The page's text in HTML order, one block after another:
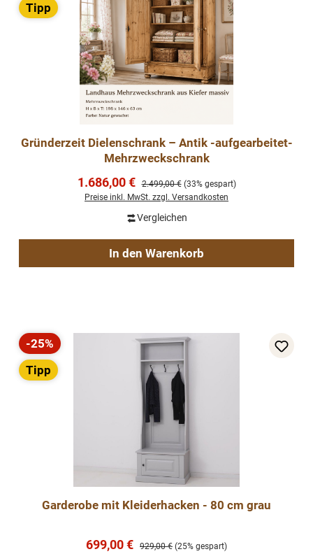
Tipp
Gründerzeit Dielenschrank – Antik -aufgearbeitet-
Mehrzweckschrank
Verkaufspreis:
1.686,00 € Regulärer Preis:
2.499,00 € (33% gespart)
Preise inkl. MwSt. zzgl. Versandkosten
Vergleichen
In den Warenkorb
Rabatt
-25%
Tipp
Garderobe mit Kleiderhacken - 80 cm grau
Verkaufspreis:
699,00 € Regulärer Preis:
929,00 € (25% gespart)